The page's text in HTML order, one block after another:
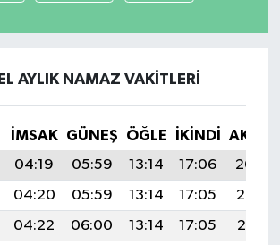
AYLIK NAMAZ VAKITLERI
İMSAK GÜNEŞ ÖĞLE İKINDI
04:19 05:59 13:14 17:06
20:20
04:20 05:59 13:14 17:05
20:19
04:22 06:00 13:14 17:05
20:17